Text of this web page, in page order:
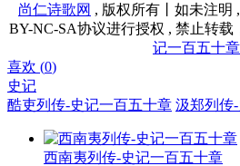
尚仁诗歌网 , 版权所有丨如未注明
BY-NC-SA协议进行授权 , 禁止转载
记一百五十章
喜欢 (0)
史记
酷吏列传-史记一百五十章 汲郑列传
西南夷列传-史记一百五十章